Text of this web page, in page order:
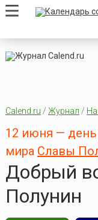
Calend.ru / Журнал / На
12 июня —
мира Славы
Добрый
Полунин